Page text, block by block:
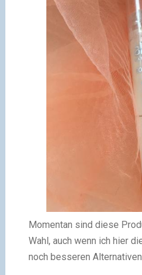
Momentan sind diese
Wahl, auch wenn ich hier
noch besseren